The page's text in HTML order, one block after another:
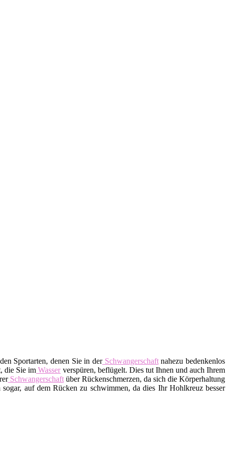
Sportarten, denen Sie in derSchwangerschaftnahezu bedenkenlos
die Sie im Wasserverspüren, beflügelt. Dies tut Ihnen und auch Ihrem
Schwangerschaftüber Rückenschmerzen, da sich die Körperhaltung
auf dem Rücken zu schwimmen, da dies Ihr Hohlkreuz besser